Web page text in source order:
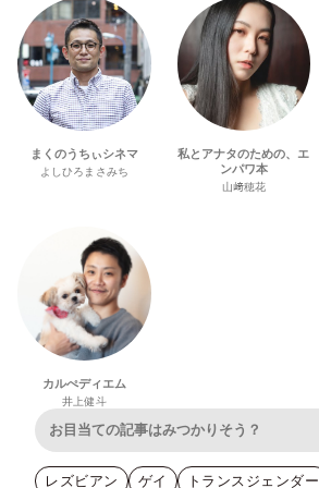
まくのうちぃシネマ
よしひろまさみち
私とアナタのための、エ
ンパワ本
山﨑穂花
カルぺディエム
井上健斗
レズビアン ゲイ トランスジェンダー